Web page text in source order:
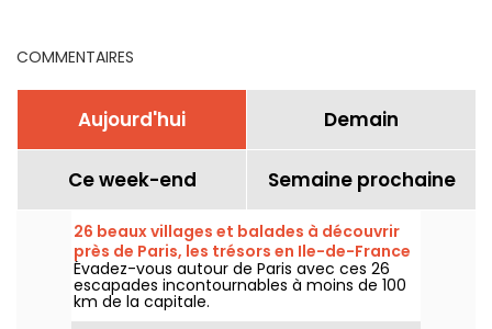
COMMENTAIRES
Aujourd'hui Demain
Ce week-end Semaine prochaine
26 beaux villages et balades à découvrir
près de Paris, les trésors en Ile-de-France
Évadez-vous autour de Paris avec ces 26
escapades incontournables à moins de 100
km de la capitale.